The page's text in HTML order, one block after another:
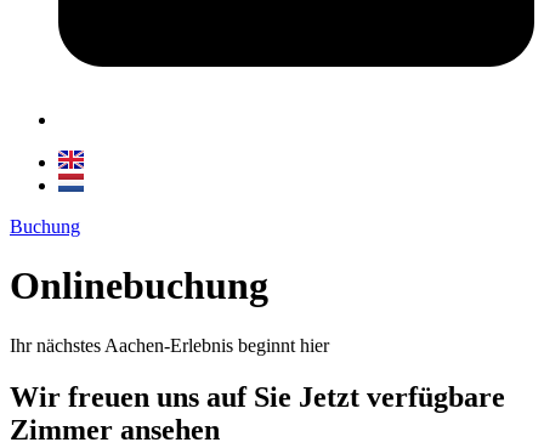
Buchung
Onlinebuchung
Ihr nächstes Aachen-Erlebnis beginnt hier
Wir freuen uns auf Sie Jetzt verfügbare
Zimmer ansehen